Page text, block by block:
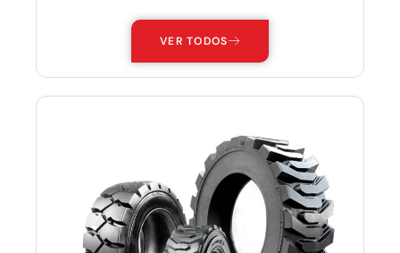
VER TODOS